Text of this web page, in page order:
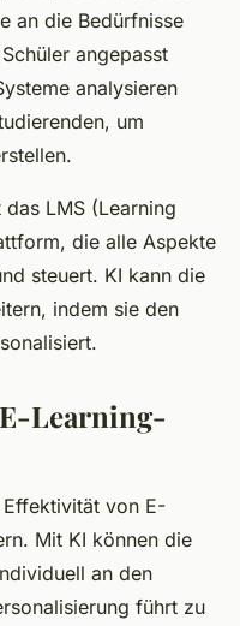
an die Bedürfnisse
angepasst
analysieren
um
LMS (Learning
die alle Aspekte
steuert. KI kann die
indem sie den
Learning-
von E-
Mit KI können die
an den
führt zu